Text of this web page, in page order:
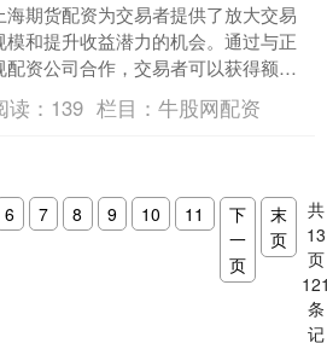
海期货配资为交易者提供了放大交易
模和提升收益潜力的机会。通过与正
配资公司合作，交易者可以获得额外
资金，从而扩大交易头寸，增加潜在
润。 * **放大收益....
读： 139 栏目：牛股网配资
6 7 8 9 10 11
下
一
页
末
页
共
13
页
条
记